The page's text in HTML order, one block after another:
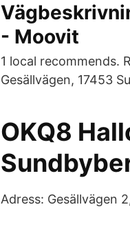
- Moovit
1 local recommends.
Gesällvägen, 17453
OKQ8
Adress: Gesällvägen